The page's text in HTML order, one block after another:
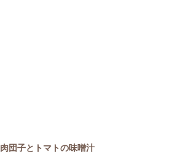
肉団子とトマトの味噌汁